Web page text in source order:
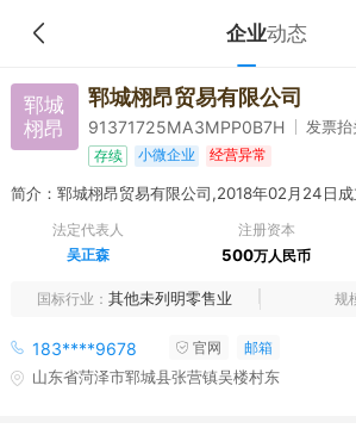
企业动态
郓城
栩昂
郓城栩昂贸易有限公司
91371725MA3MPP0B7H 发票抬
存续 小微企业 经营异常
法定代表人
吴正森
注册资本
500万人民币
国标行业 其他未列明零售业 规
183****9678 官网 邮箱
山东省菏泽市郓城县张营镇吴楼村东